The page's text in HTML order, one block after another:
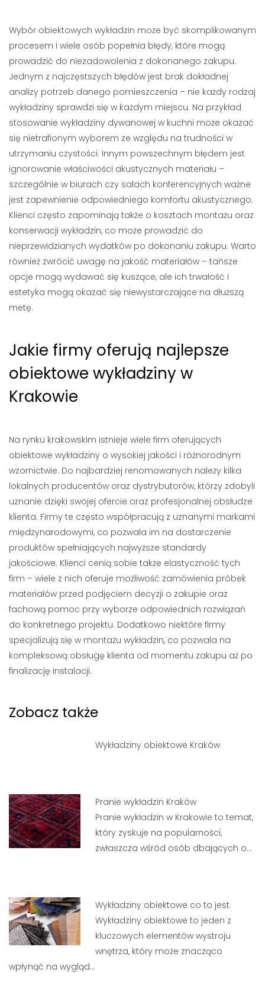
Wybór obiektowych wykładzin może być skomplikowanym
procesem i wiele osób popełnia błędy, które mogą
prowadzić do niezadowolenia z dokonanego zakupu.
Jednym z najczęstszych błędów jest brak dokładnej
analizy potrzeb danego pomieszczenia – nie każdy rodzaj
wykładziny sprawdzi się w każdym miejscu. Na przykład
stosowanie wykładziny dywanowej w kuchni może okazać
się nietrafionym wyborem ze względu na trudności w
utrzymaniu czystości. Innym powszechnym błędem jest
ignorowanie właściwości akustycznych materiału –
szczególnie w biurach czy salach konferencyjnych ważne
jest zapewnienie odpowiedniego komfortu akustycznego.
Klienci często zapominają także o kosztach montażu oraz
konserwacji wykładzin, co może prowadzić do
nieprzewidzianych wydatków po dokonaniu zakupu. Warto
również zwrócić uwagę na jakość materiałów – tańsze
opcje mogą wydawać się kuszące, ale ich trwałość i
estetyka mogą okazać się niewystarczające na dłuższą
metę.
Jakie firmy oferują najlepsze
obiektowe wykładziny w
Krakowie
Na rynku krakowskim istnieje wiele firm oferujących
obiektowe wykładziny o wysokiej jakości i różnorodnym
wzornictwie. Do najbardziej renomowanych należy kilka
lokalnych producentów oraz dystrybutorów, którzy zdobyli
uznanie dzięki swojej ofercie oraz profesjonalnej obsłudze
klienta. Firmy te często współpracują z uznanymi markami
międzynarodowymi, co pozwala im na dostarczenie
produktów spełniających najwyższe standardy
jakościowe. Klienci cenią sobie także elastyczność tych
firm – wiele z nich oferuje możliwość zamówienia próbek
materiałów przed podjęciem decyzji o zakupie oraz
fachową pomoc przy wyborze odpowiednich rozwiązań
do konkretnego projektu. Dodatkowo niektóre firmy
specjalizują się w montażu wykładzin, co pozwala na
kompleksową obsługę klienta od momentu zakupu aż po
finalizację instalacji.
Zobacz także
Wykładziny obiektowe Kraków
Pranie wykładzin Kraków
Pranie wykładzin w Krakowie to temat,
który zyskuje na popularności,
zwłaszcza wśród osób dbających o…
Wykładziny obiektowe co to jest
Wykładziny obiektowe to jeden z
kluczowych elementów wystroju
wnętrza, który może znacząco
wpłynąć na wygląd…